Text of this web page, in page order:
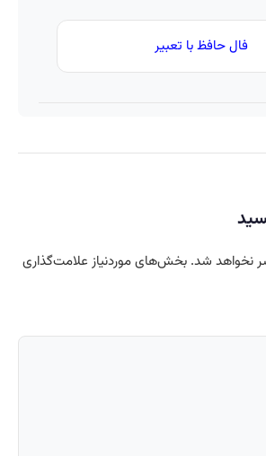
فال حافظ با تعبیر
نخواهد شد. بخش‌های موردنیاز علامت‌گذاری